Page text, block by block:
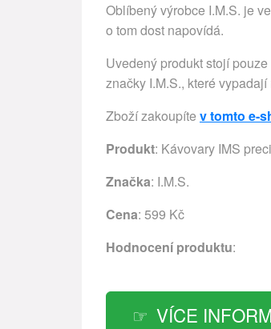
Oblíbený výrobce I.M.S. je
o tom dost napovídá.
Uvedený produkt stojí
značky I.M.S., které
Zboží zakoupíte v tomto e-
Produkt: Kávovary IMS
Značka: I.M.S.
Cena: 599 Kč
Hodnocení produktu:
VÍCE